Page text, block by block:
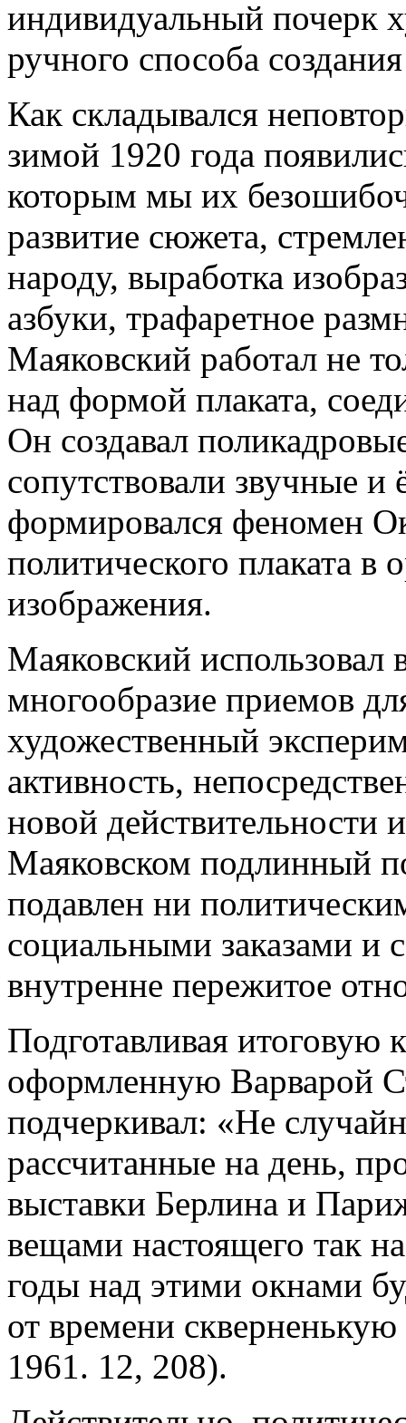
индивидуальный почерк
ручного способа
Как складывался
зимой 1920 года
которым мы их
развитие сюжета,
народу, выработка
азбуки, трафаретное
Маяковский работал не
над формой плаката,
Он создавал
сопутствовали звучные и
формировался феномен
политического плаката в
изображения.
Маяковский использовал
многообразие приемов
художественный
активность,
новой действительности
Маяковском подлинный
подавлен ни
социальными заказами и
внутренне пережитое
Подготавливая итоговую
оформленную Варварой
подчеркивал: «Не
рассчитанные на день,
выставки Берлина и
вещами настоящего так
годы над этими окнами
от времени
1961. 12, 208).